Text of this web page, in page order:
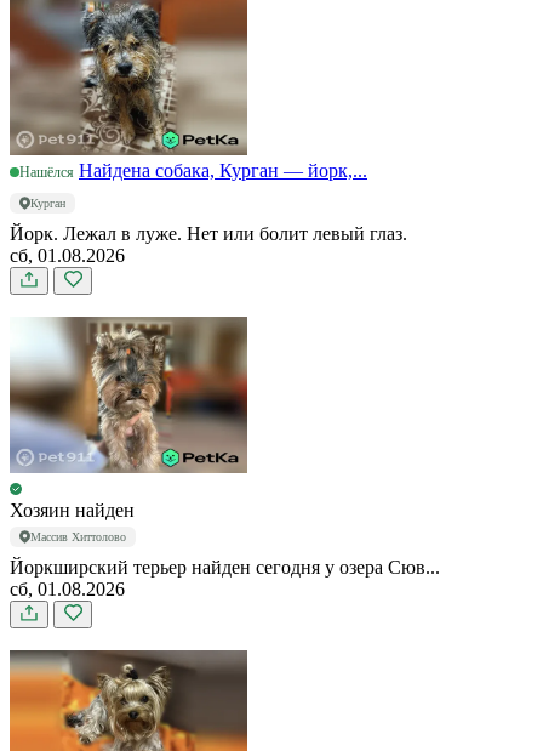
Нашёлся Найдена собака, Курган — йорк,...
Курган
Йорк. Лежал в луже. Нет или болит левый глаз.
сб, 01.08.2026
Хозяин найден
Массив Хиттолово
Йоркширский терьер найден сегодня у озера Сюв...
сб, 01.08.2026